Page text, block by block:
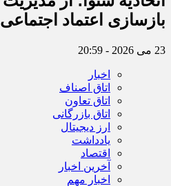
بازسازی اعتماد اجتماعی ‌
23 می 2026 - 20:59
اخبار
اتاق اصناف
اتاق تعاون
اتاق بازرگانی
ارز دیجیتال
یادداشت
اقتصاد
آخرین اخبار
اخبار مهم